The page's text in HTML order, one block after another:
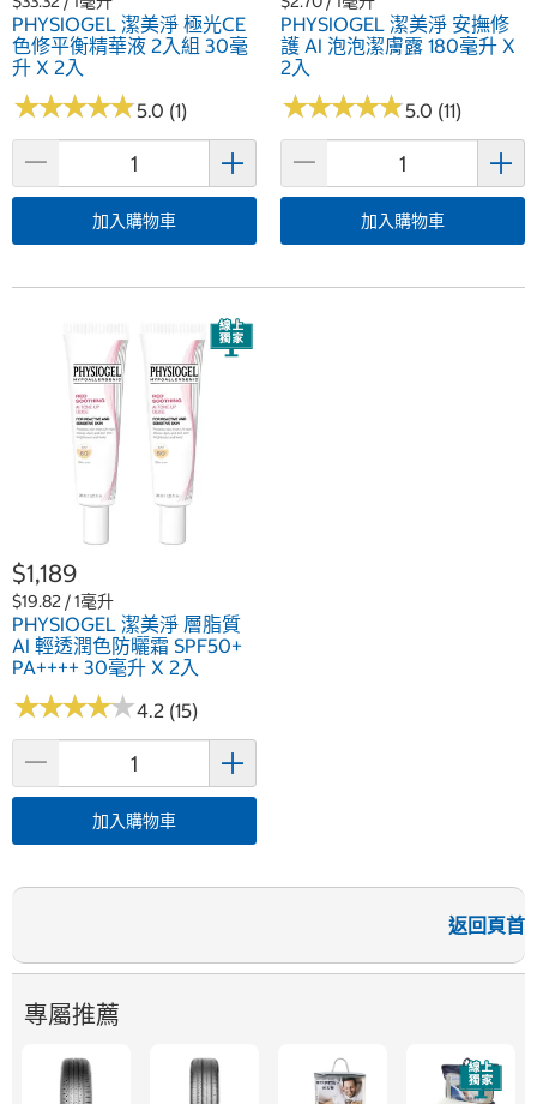
PHYSIOGEL 潔美淨 極光CE
色修平衡精華液 2入組 30毫
升 X 2入
★★★★★
★★★★★5.0 (1)
加入購物車
PHYSIOGEL 潔美淨 安撫修
護 AI 泡泡潔膚露 180毫升 X
2入
★★★★★
★★★★★5.0 (11)
加入購物車
$1,189
$19.82 / 1毫升
PHYSIOGEL 潔美淨 層脂質
AI 輕透潤色防曬霜 SPF50+
PA++++ 30毫升 X 2入
★★★★★
★★★★★4.2 (15)
加入購物車
返回頁首
專屬推薦